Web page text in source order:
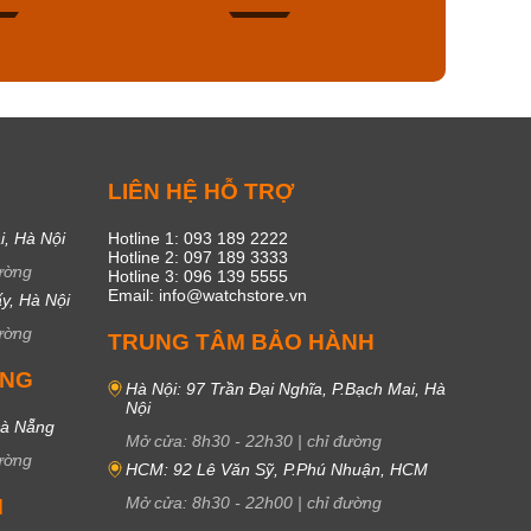
Hà Nội
Hà Nội
Nẵng
LIÊN HỆ HỖ TRỢ
Hotline 1: 093 189 2222
Hotline 2: 097 189 3333
Hotline 3: 096 139 5555
Email: info@watchstore.vn
TRUNG TÂM BẢO HÀNH
Hà Nội: 97 Trần Đại Nghĩa, P.Bạch Mai, Hà
Nội
Mở cửa: 8h30 - 22h30 | chỉ đường
HCM: 92 Lê Văn Sỹ, P.Phú Nhuận, HCM
Mở cửa: 8h30 - 22h00 | chỉ đường